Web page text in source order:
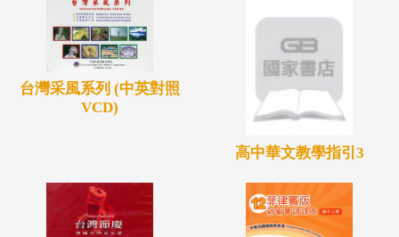
台灣采風系列 (中英對照
VCD)
高中華文教學指引3